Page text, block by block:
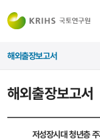
해외출장보고서
해외출장보고서
저성장시대 청년층